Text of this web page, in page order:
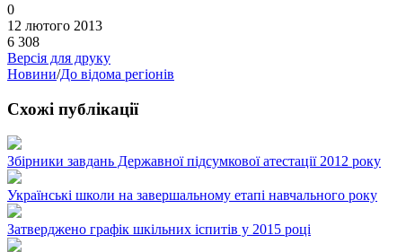
0
12 лютого 2013
6 308
Версія для друку
Новини/До відома регіонів
Схожі публікації
Збірники завдань Державної підсумкової атестації 2012 року
Українські школи на завершальному етапі навчального року
Затверджено графік шкільних іспитів у 2015 році